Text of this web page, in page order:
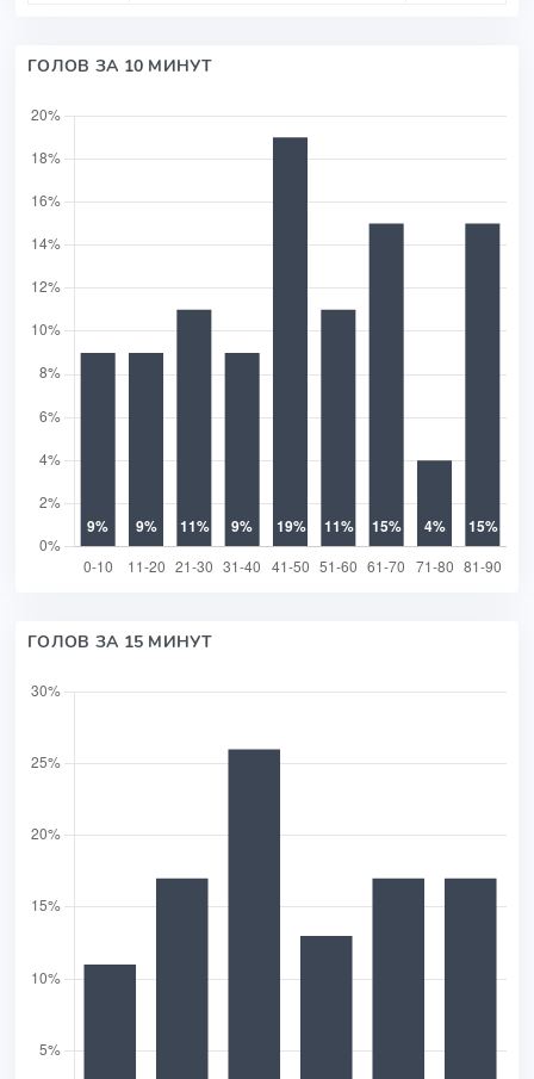
ГОЛОВ ЗА 10 МИНУТ
ГОЛОВ ЗА 15 МИНУТ